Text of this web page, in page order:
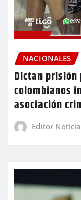
NACIONALES
Dictan
colombianos
asociación
Editor